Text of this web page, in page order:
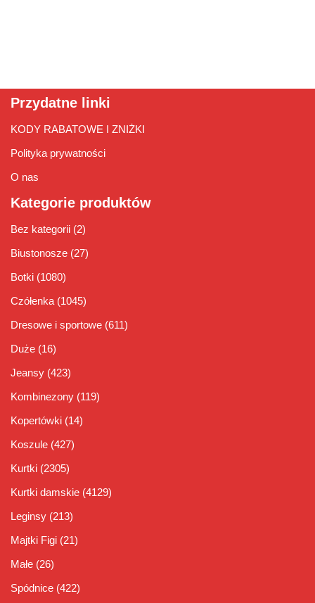
Przydatne linki
KODY RABATOWE I ZNIŻKI
Polityka prywatności
O nas
Kategorie produktów
Bez kategorii (2)
Biustonosze (27)
Botki (1080)
Czółenka (1045)
Dresowe i sportowe (611)
Duże (16)
Jeansy (423)
Kombinezony (119)
Kopertówki (14)
Koszule (427)
Kurtki (2305)
Kurtki damskie (4129)
Leginsy (213)
Majtki Figi (21)
Małe (26)
Spódnice (422)